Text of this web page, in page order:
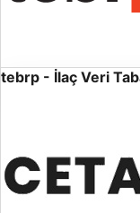
tebrp - İlaç Veri